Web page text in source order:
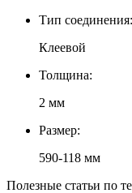
Тип соединения:
Клеевой
Толщина:
2 мм
Размер:
590-118 мм
Полезные статьи по